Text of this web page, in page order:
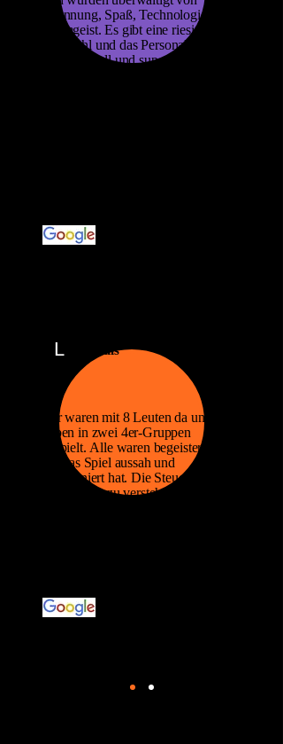
Spannung, Spaß, Technologie und
Teamgeist. Es gibt eine riesige
Auswahl und das Personal ist
professionell und super freundlich
L Luis
Wir waren mit 8 Leuten da und
haben in zwei 4er-Gruppen
gespielt. Alle waren begeistert, wie
toll das Spiel aussah und
funktioniert hat.Die Steuerung war
super leicht zu verstehen (auch für